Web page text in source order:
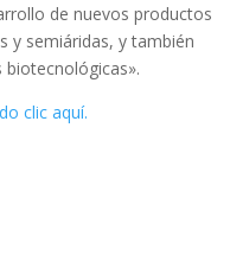
de nuevos productos
y semiáridas, y también
biotecnológicas».
clic aquí.